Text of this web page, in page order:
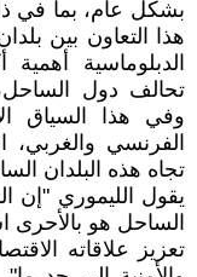
بشكل عام، بما في
هذا التعاون بين
الدبلوماسية
تحالف دول
وفي هذا السياق
الفرنسي والغربي،
تجاه هذه البلدان
يقول الليموري "إن
الساحل هو بالأحرى
تعزيز علاقاته